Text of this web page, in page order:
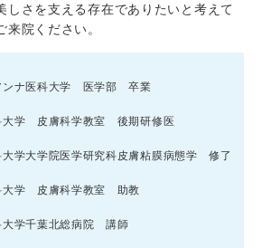
しさを支える存在でありたいと考えて
来院ください。
ンナ医科大学 医学部 卒業
大学 皮膚科学教室 後期研修医
大学大学院医学研究科皮膚粘膜病態学 修了
大学 皮膚科学教室 助教
大学千葉北総病院 講師